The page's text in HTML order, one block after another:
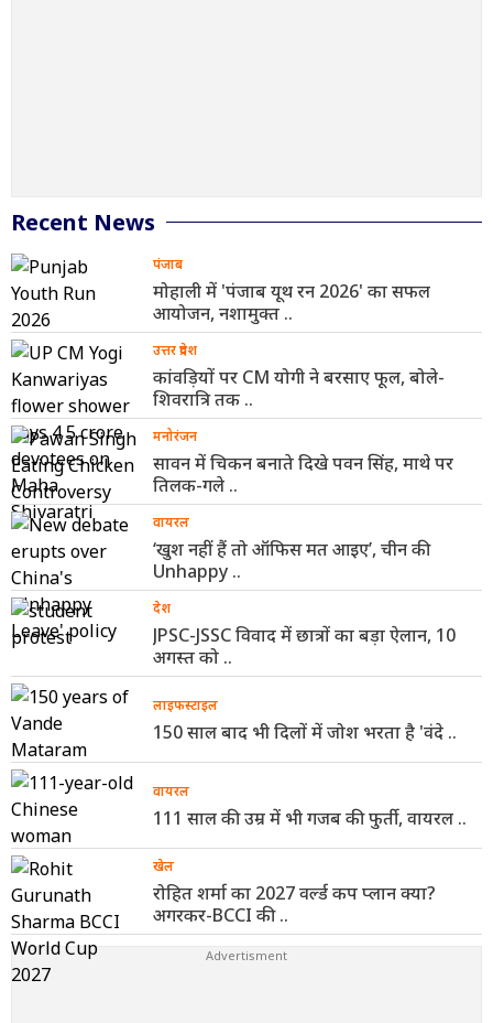
Recent News
पंजाब
मोहाली में 'पंजाब यूथ रन 2026' का सफल
आयोजन, नशामुक्त ..
उत्तर प्रदेश
कांवड़ियों पर CM योगी ने बरसाए फूल, बोले-
शिवरात्रि तक ..
मनोरंजन
सावन में चिकन बनाते दिखे पवन सिंह, माथे पर
तिलक-गले ..
वायरल
‘खुश नहीं हैं तो ऑफिस मत आइए’, चीन की
Unhappy ..
देश
JPSC-JSSC विवाद में छात्रों का बड़ा ऐलान, 10
अगस्त को ..
लाइफस्टाइल
150 साल बाद भी दिलों में जोश भरता है 'वंदे ..
वायरल
111 साल की उम्र में भी गजब की फुर्ती, वायरल ..
खेल
रोहित शर्मा का 2027 वर्ल्ड कप प्लान क्या?
अगरकर-BCCI की ..